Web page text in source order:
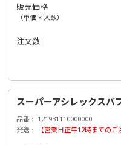
販売価格
（単価 × 入数）
注文数
スーパーアシレックス
品番
121931110000000
発送
【営業日正午12時までのご